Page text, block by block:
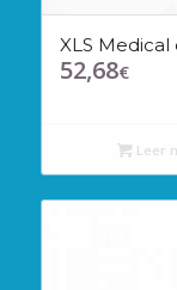
XLS Medical
52,68€
Leer